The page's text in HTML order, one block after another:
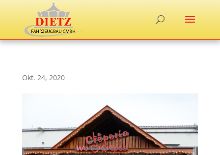
Okt. 24, 2020